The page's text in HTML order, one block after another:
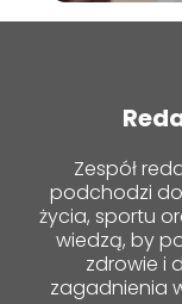
Zespół
podchodzi
życia, sportu
wiedzą, by
zdrowie i
zagadnienia